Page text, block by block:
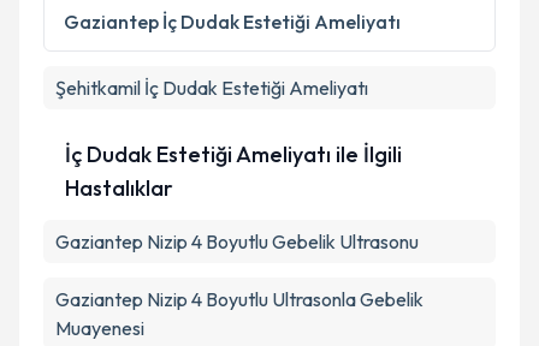
Metni
'ni okudum ve kişisel verilerimin belirtilen
kapsamda işlenmesini kabul ediyorum.
Gaziantep İç Dudak Estetiği Ameliyatı
Şehitkamil İç Dudak Estetiği Ameliyatı
İç Dudak Estetiği Ameliyatı ile İlgili
Hastalıklar
Gaziantep Nizip 4 Boyutlu Gebelik Ultrasonu
Gaziantep Nizip 4 Boyutlu Ultrasonla Gebelik
Muayenesi